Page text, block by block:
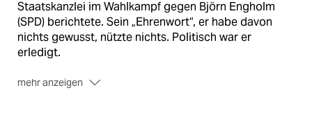
Staatskanzlei im Wahlkampf gegen Björn Engholm
(SPD) berichtete. Sein „Ehrenwort“, er habe davon
nichts gewusst, nützte nichts. Politisch war er
erledigt.
mehr anzeigen